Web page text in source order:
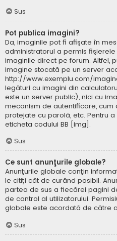
Sus
Pot publica imagini?
Da, imaginile pot fi afişate în
administratorul a permis
imaginile direct pe forum. Altfel,
imagine stocată pe un server
http://www.exemplu.com/
legături cu imagini din
este un server public), nici cu
mecanism de autentificare,
protejate cu parolă, etc. Pentru
eticheta codului BB [img].
Sus
Ce sunt anunţurile globale?
Anunţurile globale conţin
le citiţi cât de curând posibil.
partea de sus a fiecărei pagini
de control al utilizatorului.
globale este acordată de către
Sus